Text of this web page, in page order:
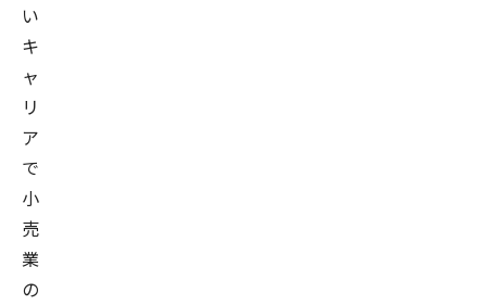
い
キ
ャ
リ
ア
で
小
売
業
の